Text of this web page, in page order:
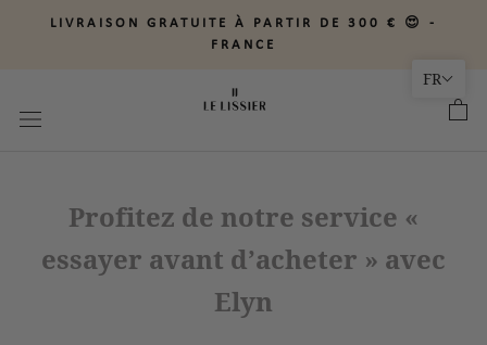
LIVRAISON GRATUITE À PARTIR DE 300 € 😍 -
FRANCE
Profitez de notre service «
essayer avant d’acheter » avec
Elyn
FR